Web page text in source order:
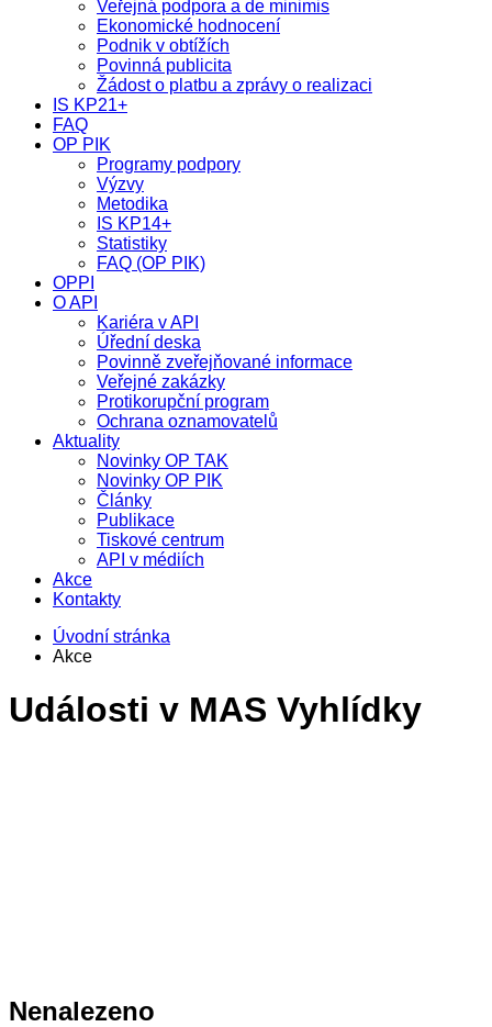
Veřejná podpora a de minimis
Ekonomické hodnocení
Podnik v obtížích
Povinná publicita
Žádost o platbu a zprávy o realizaci
IS KP21+
FAQ
OP PIK
Programy podpory
Výzvy
Metodika
IS KP14+
Statistiky
FAQ (OP PIK)
OPPI
O API
Kariéra v API
Úřední deska
Povinně zveřejňované informace
Veřejné zakázky
Protikorupční program
Ochrana oznamovatelů
Aktuality
Novinky OP TAK
Novinky OP PIK
Články
Publikace
Tiskové centrum
API v médiích
Akce
Kontakty
Úvodní stránka
Akce
Události v MAS Vyhlídky
Nenalezeno